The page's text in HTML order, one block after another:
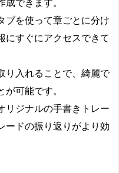
できます。
ブを使って章ごとに分け
にすぐにアクセスできて
り入れることで、綺麗で
可能です。
リジナルの手書きトレー
ードの振り返りがより効